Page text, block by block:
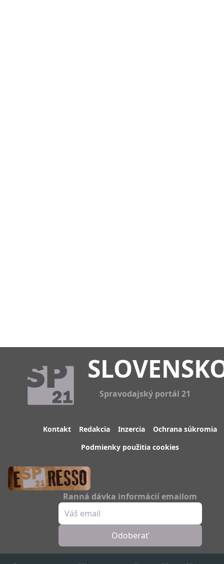
Spravodajský portál 21
Kontakt Redakcia Inzercia
Ochrana súkromia
Podmienky použitia cookies
Ranná dávka informácií emailom
Odoberať